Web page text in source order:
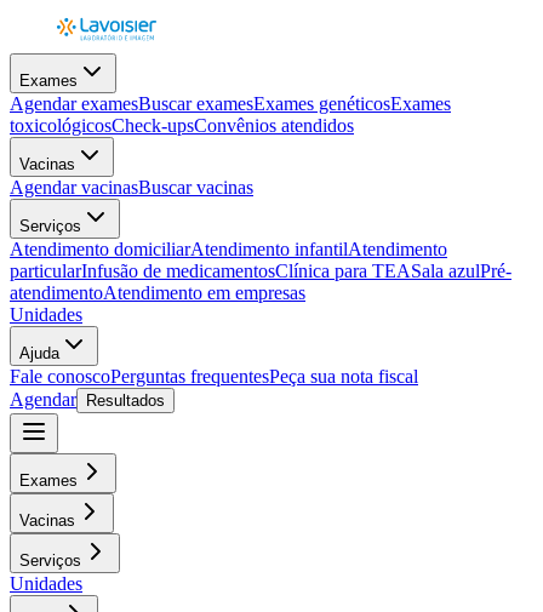
Exames
Agendar examesBuscar examesExames genéticosExames
toxicológicosCheck-upsConvênios atendidos
Vacinas
Agendar vacinasBuscar vacinas
Serviços
Atendimento domiciliarAtendimento infantilAtendimento
particularInfusão de medicamentosClínica para TEASala azulPré-
atendimentoAtendimento em empresas
Unidades
Ajuda
Fale conoscoPerguntas frequentesPeça sua nota fiscal
Agendar
Resultados
Exames
Vacinas
Serviços
Unidades